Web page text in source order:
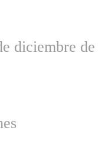
diciembre